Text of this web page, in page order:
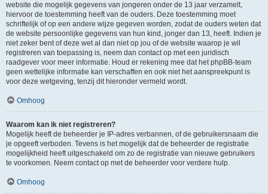
website die mogelijk gegevens van jongeren onder de 13 jaar verzamelt,
hiervoor de toestemming heeft van de ouders. Deze toestemming moet
schriftelijk of op een andere wijze gegeven worden, zodat de ouders weten dat
de website persoonlijke gegevens van hun kind, jonger dan 13, heeft. Indien je
niet zeker bent of deze wet al dan niet op jou of de website waarop je wil
registreren van toepassing is, neem dan contact op met een juridisch
raadgever voor meer informatie. Houd er rekening mee dat het phpBB-team
geen wettelijke informatie kan verschaffen en ook niet het aanspreekpunt is
voor deze wetgeving, tenzij dit hieronder vermeld wordt.
Omhoog
Waarom kan ik niet registreren?
Mogelijk heeft de beheerder je IP-adres verbannen, of de gebruikersnaam die
je opgeeft verboden. Tevens is het mogelijk dat de beheerder de registratie
mogelijkheid heeft uitgeschakeld om zo de registratie van nieuwe gebruikers
te voorkomen. Neem contact op met de beheerder voor verdere hulp.
Omhoog